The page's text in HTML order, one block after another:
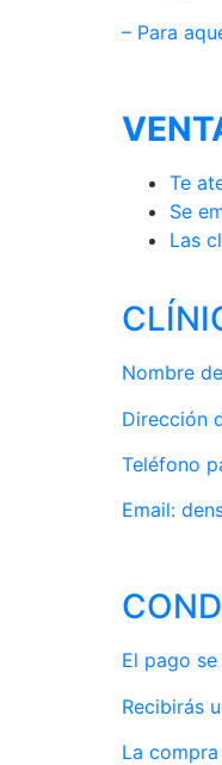
– Para
Te
Se
Las
Nombre
Dirección
Teléfono
Email:
El pago
Recibirás
La